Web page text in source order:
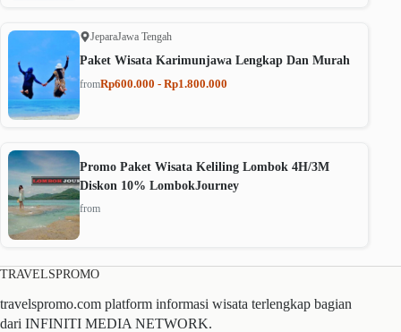
JeparaJawa Tengah
Paket Wisata Karimunjawa Lengkap Dan Murah
fromRp600.000 - Rp1.800.000
Promo Paket Wisata Keliling Lombok 4H/3M
Diskon 10% LombokJourney
from
TRAVELSPROMO
travelspromo.com platform informasi wisata terlengkap bagian
dari INFINITI MEDIA NETWORK.